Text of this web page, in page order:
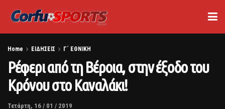
Home ΕΙΔΗΣΕΙΣ Γ΄ ΕΘΝΙΚΗ
Ρέφερι από τη Βέροια, στην έξοδο του
Κρόνου στο Καναλάκι!
Τετάρτη, 16 / 01 / 2019